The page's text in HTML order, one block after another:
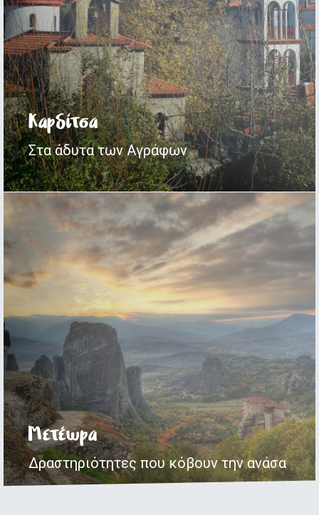
Καρδίτσα
Στα άδυτα των Αγράφων
Τρίκαλα
Η «κρυμμένη» πλευρά της Ν. Πίνδου
Μετέωρα
Δραστηριότητες που κόβουν την ανάσα